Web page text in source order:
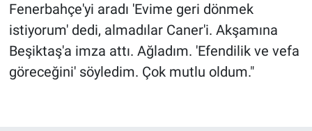
Fenerbahçe'yi aradı 'Evime geri dönmek
istiyorum' dedi, almadılar Caner'i. Akşamına
Beşiktaş'a imza attı. Ağladım. 'Efendilik ve vefa
göreceğini' söyledim. Çok mutlu oldum."